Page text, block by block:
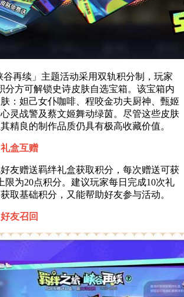
谷再续」主题活动采用双轨积分制，玩家
分方可解锁史诗皮肤自选宝箱。该宝箱内
：妲己女仆咖啡、程咬金功夫厨神、甄姬
灵战警及蔡文姬舞动绿茵。尽管这些皮肤
精良的制作品质仍具有极高收藏价值。
盒互赠
友赠送羁绊礼盒获取积分，每次赠送可获
限为20点积分。建议玩家每日完成10次礼
取基础积分，又能帮助好友参与活动。
友召回